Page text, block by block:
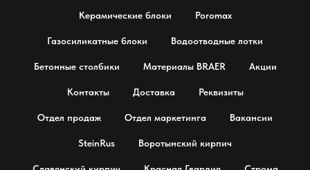
Керамические блоки Poromax
Газосиликатные блоки Водоотводные лотки
Бетонные столбики Материалы BRAER Акции
Контакты Доставка Реквизиты
Отдел продаж Отдел маркетинга Вакансии
SteinRus Воротынский кирпич